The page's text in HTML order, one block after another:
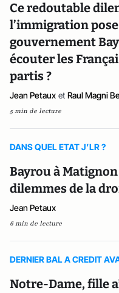
Ce redoutable
l’immigration
gouvernement
écouter les
partis ?
Jean Petaux et Raul Magni
5 min de lecture
DANS QUEL ETAT J’LR ?
Bayrou à Matignon
dilemmes de la
Jean Petaux
6 min de lecture
DERNIER BAL A CREDIT
Notre-Dame, fille